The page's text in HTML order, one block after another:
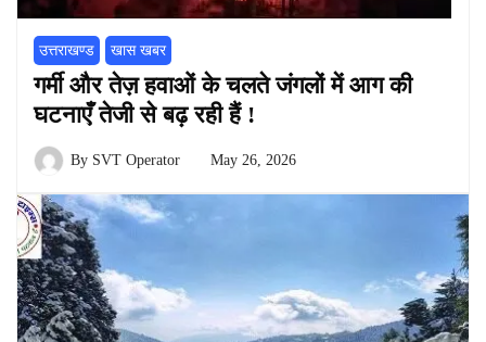
उत्तराखण्ड खास खबर
गर्मी और तेज़ हवाओं के चलते जंगलों में आग की
घटनाएँ तेजी से बढ़ रही हैं !
By SVT Operator May 26, 2026